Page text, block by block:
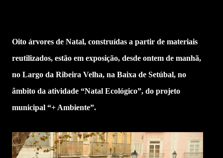
Oito árvores de Natal, construídas a partir de materiais
reutilizados, estão em exposição, desde ontem de manhã,
no Largo da Ribeira Velha, na Baixa de Setúbal, no
âmbito da atividade “Natal Ecológico”, do projeto
municipal “+ Ambiente”.